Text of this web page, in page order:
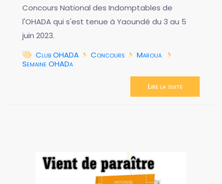
Concours National des Indomptables de
l'OHADA qui s'est tenue à Yaoundé du 3 au 5
juin 2023.
Club OHADA
Concours
Maroua
Semaine OHADa
Lire la suite